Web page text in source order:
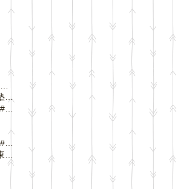
件の記事
の記事
件の記事
の記事
の記事
の記事
の記事
の記事
の記事
の記事
の記事
の記事
#兵庫県、#明石市、#塾、#個別指導